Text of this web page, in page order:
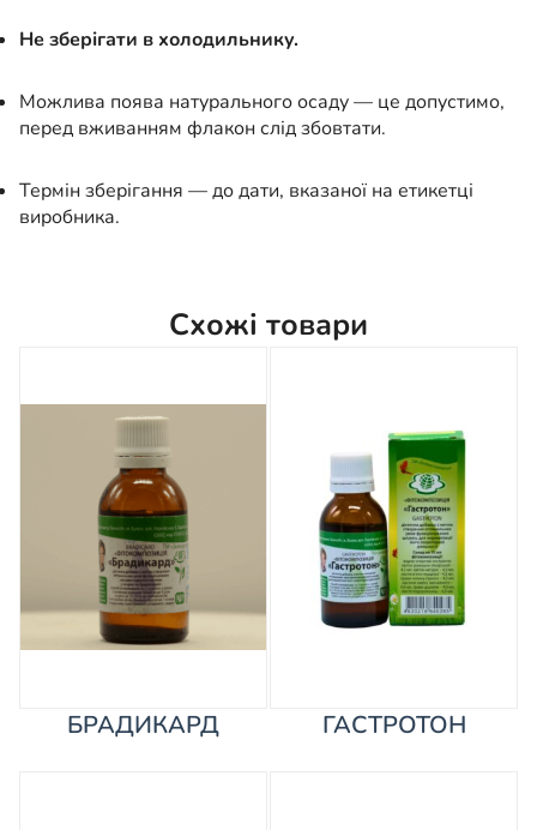
Не зберігати в холодильнику.
Можлива поява натурального осаду — це допустимо,
перед вживанням флакон слід збовтати.
Термін зберігання — до дати, вказаної на етикетці
виробника.
Схожі товари
БРАДИКАРД ГАСТРОТОН